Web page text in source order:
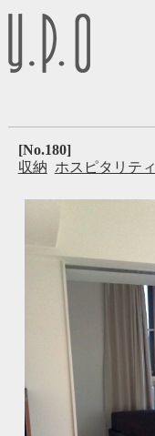
[No.180]
収納 ホスピタリティ